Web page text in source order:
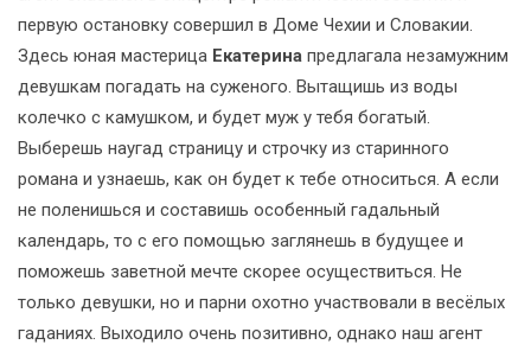
первую остановку совершил в Доме Чехии и Словакии.
Здесь юная мастерица Екатерина предлагала незамужним
девушкам погадать на суженого. Вытащишь из воды
колечко с камушком, и будет муж у тебя богатый.
Выберешь наугад страницу и строчку из старинного
романа и узнаешь, как он будет к тебе относиться. А если
не поленишься и составишь особенный гадальный
календарь, то с его помощью заглянешь в будущее и
поможешь заветной мечте скорее осуществиться. Не
только девушки, но и парни охотно участвовали в весёлых
гаданиях. Выходило очень позитивно, однако наш агент